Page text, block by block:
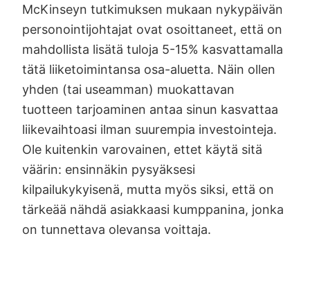
McKinseyn tutkimuksen mukaan nykypäivän
personointijohtajat ovat osoittaneet, että on
mahdollista lisätä tuloja 5-15% kasvattamalla
tätä liiketoimintansa osa-aluetta. Näin ollen
yhden (tai useamman) muokattavan
tuotteen tarjoaminen antaa sinun kasvattaa
liikevaihtoasi ilman suurempia investointeja.
Ole kuitenkin varovainen, ettet käytä sitä
väärin: ensinnäkin pysyäksesi
kilpailukykyisenä, mutta myös siksi, että on
tärkeää nähdä asiakkaasi kumppanina, jonka
on tunnettava olevansa voittaja.